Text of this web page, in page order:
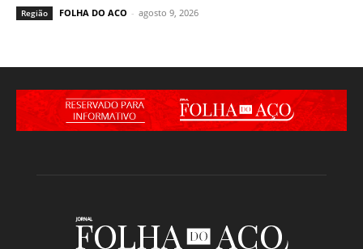
Região FOLHA DO ACO - agosto 9, 2026